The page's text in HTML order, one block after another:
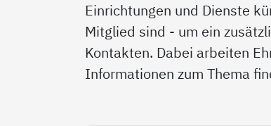
Einrichtungen und Dienste
Mitglied sind - um ein
Kontakten. Dabei arbeiten
Informationen zum Thema